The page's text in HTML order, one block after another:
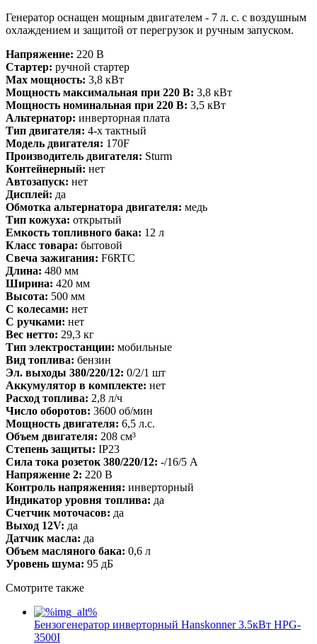
Генератор оснащен мощным двигателем - 7 л. с. с воздушным
охлаждением и защитой от перегрузок и ручным запуском.
Напряжение: 220 В
Стартер: ручной стартер
Max мощность: 3,8 кВт
Мощность максимальная при 220 В: 3,8 кВт
Мощность номинальная при 220 В: 3,5 кВт
Альтернатор: инверторная плата
Тип двигателя: 4-х тактный
Модель двигателя: 170F
Производитель двигателя: Sturm
Контейнерный: нет
Автозапуск: нет
Дисплей: да
Обмотка альтернатора двигателя: медь
Тип кожуха: открытый
Емкость топливного бака: 12 л
Класс товара: бытовой
Свеча зажигания: F6RTC
Длина: 480 мм
Ширина: 420 мм
Высота: 500 мм
С колесами: нет
С ручками: нет
Вес нетто: 29,3 кг
Тип электростанции: мобильные
Вид топлива: бензин
Эл. выходы 380/220/12: 0/2/1 шт
Аккумулятор в комплекте: нет
Расход топлива: 2,8 л/ч
Число оборотов: 3600 об/мин
Мощность двигателя: 6,5 л.с.
Объем двигателя: 208 см³
Степень защиты: IP23
Сила тока розеток 380/220/12: -/16/5 А
Напряжение 2: 220 В
Контроль напряжения: инверторный
Индикатор уровня топлива: да
Счетчик моточасов: да
Выход 12V: да
Датчик масла: да
Объем масляного бака: 0,6 л
Уровень шума: 95 дБ
Смотрите также
Бензогенератор инверторный Hanskonner 3.5кВт HPG-
3500I